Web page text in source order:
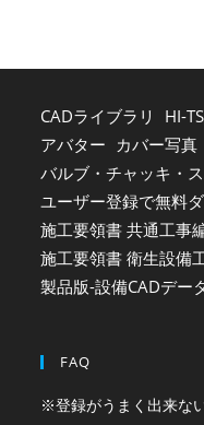
CADライブラリ HI-
アバター カバー写真
バルブ・チャッキ・
ユーザー登録で無料
施工要領書 共通工事
施工要領書 衛生設備
製品版-設備CADデー
FAQ
※登録がうまく出来な